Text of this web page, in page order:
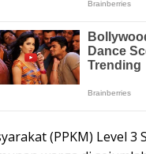
(PPKM) Level 3